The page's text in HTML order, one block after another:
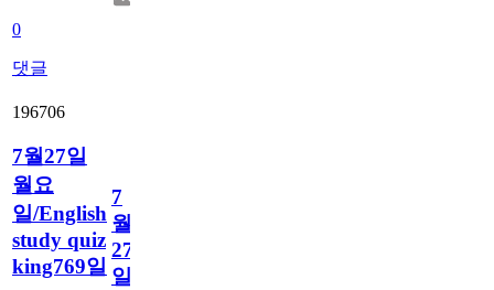
0
댓글
196706
7월27일
월요
일/English
study quiz
king769일
7
월
27
일